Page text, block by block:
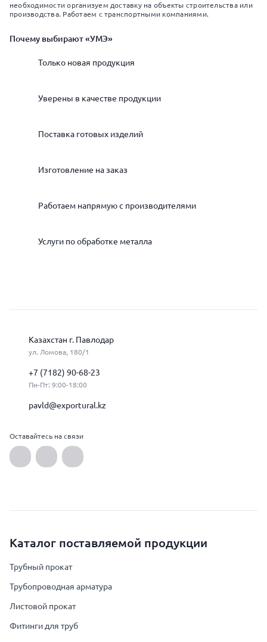
необходимости организуем доставку на объекты строительства или
производства. Работаем с транспортными компаниями.
Почему выбирают «УМЭ»
Только новая продукция
Уверены в качестве продукции
Поставка готовых изделий
Изготовление на заказ
Работаем напрямую с производителями
Услуги по обработке металла
Казахстан г. Павлодар
ул. Ломова, 180/1
+7 (7182) 90-68-23
Пн-Пт: 9:00-18:00
pavld@exportural.kz
Оставайтесь на связи
Каталог поставляемой продукции
Трубный прокат
Трубопроводная арматура
Листовой прокат
Фитинги для труб